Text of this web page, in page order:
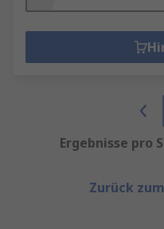
Ergebnisse pro
Zurück